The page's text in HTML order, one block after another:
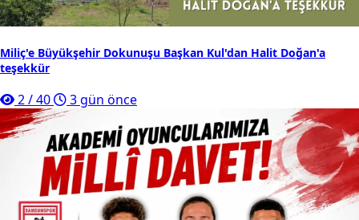
Miliç'e Büyükşehir Dokunuşu Başkan Kul'dan Halit Doğan'a
teşekkür
2/40 3 gün önce